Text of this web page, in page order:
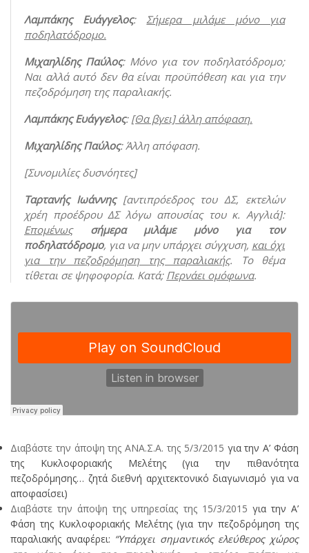
Λαμπάκης Ευάγγελος: Σήμερα μιλάμε μόνο για
ποδηλατόδρομο.
Μιχαηλίδης Παύλος: Μόνο για τον ποδηλατόδρομο;
Ναι αλλά αυτό δεν θα είναι προϋπόθεση και για την
πεζοδρόμηση της παραλιακής.
Λαμπάκης Ευάγγελος: [Θα βγει] άλλη απόφαση.
Μιχαηλίδης Παύλος: Άλλη απόφαση.
[Συνομιλίες δυσνόητες]
Ταρτανής Ιωάννης[αντιπρόεδρος του ΔΣ, εκτελών
χρέη προέδρου ΔΣ λόγω απουσίας του κ. Αγγλιά]:
Επομένως
σήμερα μιλάμε μόνο για τον
ποδηλατόδρομο, για να μην υπάρχει σύγχυση, και όχι
για την πεζοδρόμηση της παραλιακής. Το θέμα
τίθεται σε ψηφοφορία. Κατά; Περνάει ομόφωνα.
Διαβάστε την άποψη της ΑΝΑ.Σ.Α. της 5/3/2015 για την Α’ Φάση
της Κυκλοφοριακής Μελέτης (για την πιθανότητα
πεζοδρόμησης… ζητά διεθνή αρχιτεκτονικό διαγωνισμό για να
αποφασίσει)
Διαβάστε την άποψη της υπηρεσίας της 15/3/2015 για την Α’
Φάση της Κυκλοφοριακής Μελέτης (για την πεζοδρόμηση της
παραλιακής αναφέρει: “Υπάρχει σημαντικός ελεύθερος χώρος